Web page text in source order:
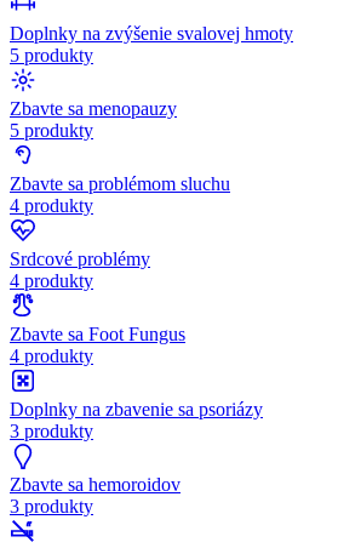
Doplnky na zvýšenie svalovej hmoty
5 produkty
Zbavte sa menopauzy
5 produkty
Zbavte sa problémom sluchu
4 produkty
Srdcové problémy
4 produkty
Zbavte sa Foot Fungus
4 produkty
Doplnky na zbavenie sa psoriázy
3 produkty
Zbavte sa hemoroidov
3 produkty